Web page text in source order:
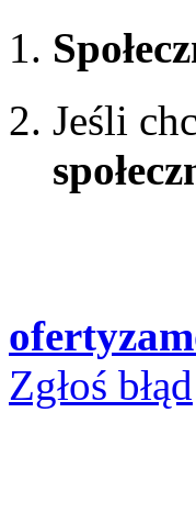
Jeśli
Zgłoś błąd